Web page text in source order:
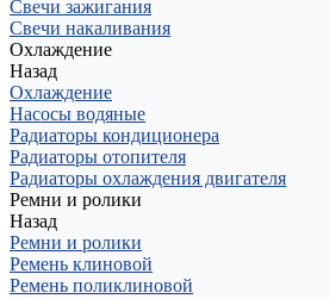
Свечи зажигания
Свечи накаливания
Охлаждение
Назад
Охлаждение
Насосы водяные
Радиаторы кондиционера
Радиаторы отопителя
Радиаторы охлаждения двигателя
Ремни и ролики
Назад
Ремни и ролики
Ремень клиновой
Ремень поликлиновой